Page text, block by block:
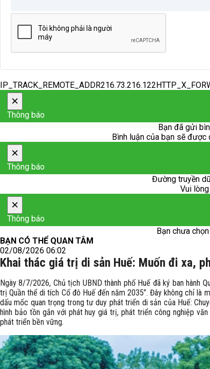
×
Thông báo
Bạn đã gửi
Bình luận của bạn sẽ
×
Thông báo
Đường truyền
Vui
×
Thông báo
Bạn chưa
BẠN CÓ THỂ QUAN TÂM
02/08/2026 06:02
Khai thác giá trị di sản Huế: Muốn đi xa,
Ngày 8/7/2026, Chủ tịch UBND thành phố Huế đã ký ban hành
trị Quần thể di tích Cố đô Huế đến năm 2035”. Đây không chỉ là
dấu mốc quan trọng trong tư duy phát triển di sản của Huế:
hình bảo tồn gắn với phát huy giá trị, phát triển công nghiệp
phát triển bền vững.